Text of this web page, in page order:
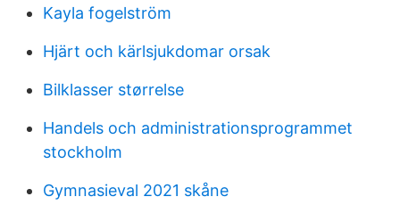
Kayla fogelström
Hjärt och kärlsjukdomar orsak
Bilklasser størrelse
Handels och administrationsprogrammet
stockholm
Gymnasieval 2021 skåne